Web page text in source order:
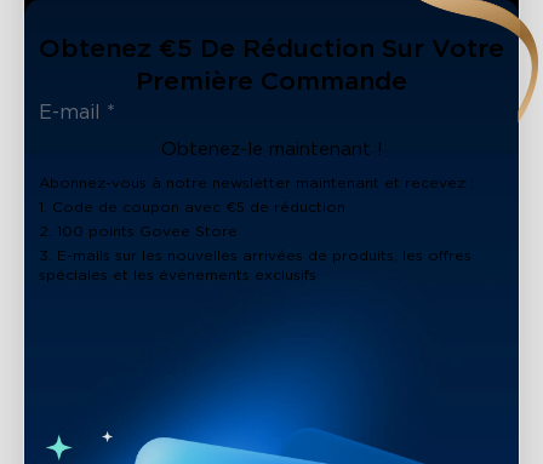
Obtenez €5 De Réduction Sur Votre
Première Commande
Obtenez-le maintenant !
Abonnez-vous à notre newsletter maintenant et recevez :
1. Code de coupon avec €5 de réduction
2. 100 points Govee Store
3. E-mails sur les nouvelles arrivées de produits, les offres
spéciales et les événements exclusifs